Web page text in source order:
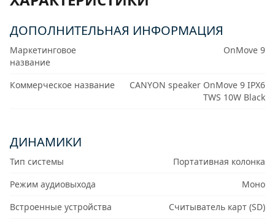
ДОПОЛНИТЕЛЬНАЯ ИНФОРМАЦИЯ
Маркетинговое
название
OnMove 9
Коммерческое название
CANYON speaker OnMove 9 IPX6
TWS 10W Black
ДИНАМИКИ
Тип системы
Портативная колонка
Режим аудиовыхода
Моно
Встроенные устройства
Считыватель карт (SD)